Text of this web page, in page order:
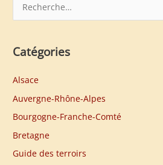
e
h
r
c
h
e
Catégories
Alsace
Auvergne-Rhône-Alpes
Bourgogne-Franche-Comté
Bretagne
Guide des terroirs